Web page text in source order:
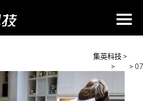
集英科技 >
> > 07